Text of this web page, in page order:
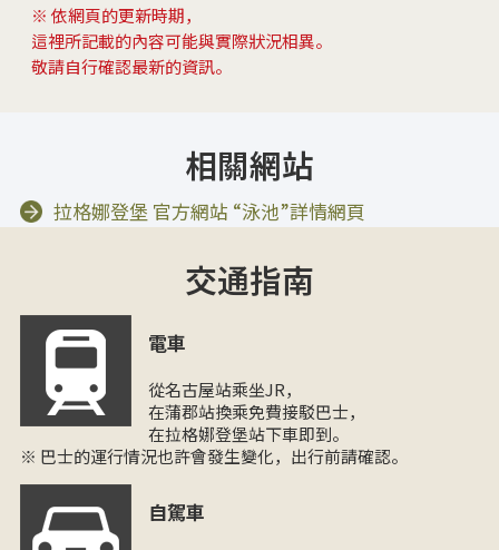
※ 依網頁的更新時期，
這裡所記載的內容可能與實際狀況相異。
敬請自行確認最新的資訊。
相關網站
拉格娜登堡 官方網站 “泳池”詳情網頁
交通指南
電車
從名古屋站乘坐JR，
在蒲郡站換乘免費接駁巴士，
在拉格娜登堡站下車即到。
※ 巴士的運行情況也許會發生變化，出行前請確認。
自駕車